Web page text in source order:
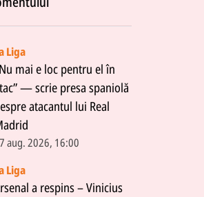
Liga
mai e loc pentru el în
— scrie presa spaniolă
atacantul lui Real
aug. 2026, 16:00
Liga
a respins – Vinicius